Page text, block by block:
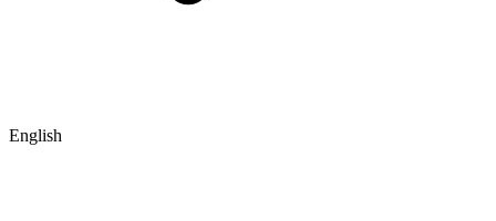
English